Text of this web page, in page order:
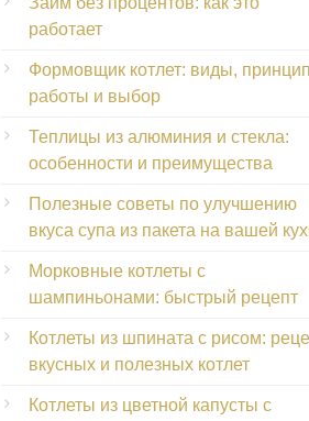
работает
Формовщик котлет: виды, принцип
работы и выбор
Теплицы из алюминия и стекла:
особенности и преимущества
Полезные советы по улучшению
вкуса супа из пакета на вашей
Морковные котлеты с
шампиньонами: быстрый рецепт
Котлеты из шпината с рисом:
вкусных и полезных котлет
Котлеты из цветной капусты с